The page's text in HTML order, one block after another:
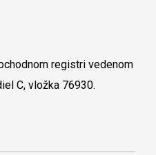
registri vedenom
C, vložka 76930.